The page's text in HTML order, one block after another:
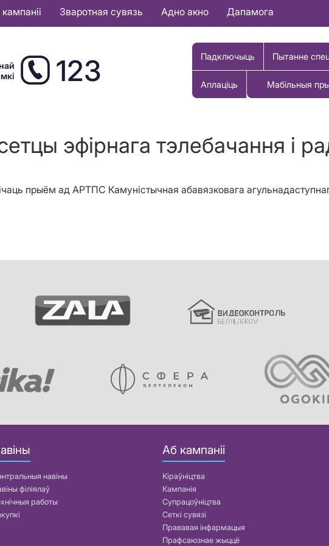
Зваротная сувязь Адно акно Дапамога
123 Падключыць Пытанне
Аплаціць Мабільныя
эфірнага тэлебачання і
прыём ад АРТПС Камуністычная абавязковага
навіны
філіялаў
работы
Аб кампаніі
Кіраўніцтва
Кампанія
Супрацоўніцтва
Сеткі сувязі
Прававая інфармацыя
Прафсаюзнае жыццё